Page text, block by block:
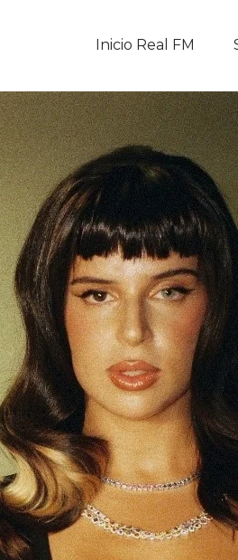
Inicio Real FM
En Vivo
Descarga La
Programas
Noticias
Equipo
Sobre Nosotros
Contactos